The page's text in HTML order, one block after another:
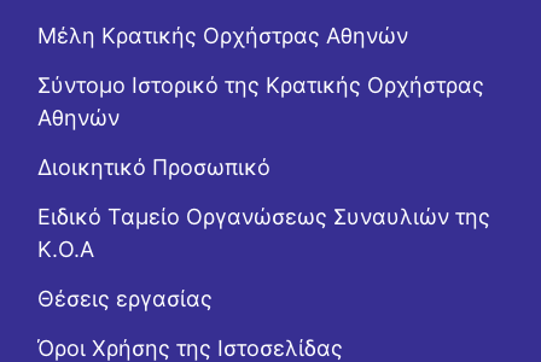
Μέλη Κρατικής Ορχήστρας Αθηνών
Σύντομο Ιστορικό της Κρατικής Ορχήστρας
Αθηνών
Διοικητικό Προσωπικό
Ειδικό Ταμείο Οργανώσεως Συναυλιών της
Κ.Ο.Α
Θέσεις εργασίας
Όροι Χρήσης της Ιστοσελίδας